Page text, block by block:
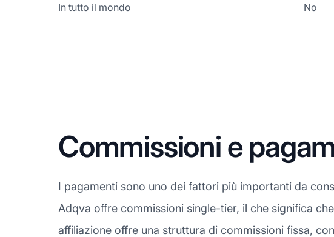
In tutto il mondo No
Commissioni e
I pagamenti sono uno dei fattori più importanti da
Adqva offre commissioni single-tier, il che significa
affiliazione offre una struttura di commissioni fissa,